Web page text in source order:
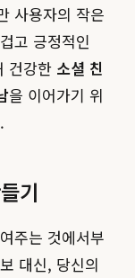
사용자의 작은
고 긍정적인
건강한 소셜 친
을 이어가기 위
기
주는 것에서부
대신, 당신의